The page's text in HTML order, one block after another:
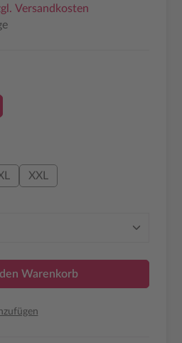
Versandkosten
XXL
Gib den gewünschten
den Warenkorb